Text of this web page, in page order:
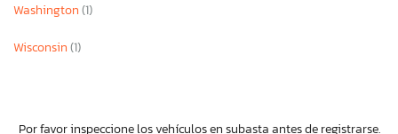
Washington(1)
Wisconsin(1)
Por favor inspeccione los vehículos en subasta antes de registrarse.